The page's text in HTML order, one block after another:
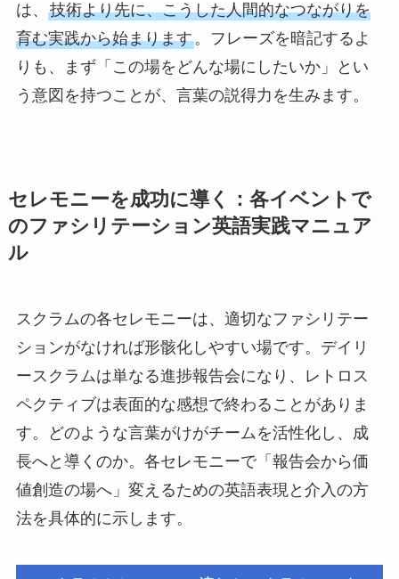
は、 技術より先に、こうした人間的なつながりを
育む実践から始まります。フレーズを暗記するよ
りも、まず「この場をどんな場にしたいか」とい
う意図を持つことが、言葉の説得力を生みます。
セレモニーを成功に導く：各イベントで
のファシリテーション英語実践マニュア
ル
スクラムの各セレモニーは、適切なファシリテー
ションがなければ形骸化しやすい場です。デイリ
ースクラムは単なる進捗報告会になり、レトロス
ペクティブは表面的な感想で終わることがありま
す。どのような言葉がけがチームを活性化し、成
長へと導くのか。各セレモニーで「報告会から価
値創造の場へ」変えるための英語表現と介入の方
法を具体的に示します。